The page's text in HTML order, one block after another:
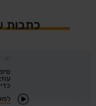
כתבות